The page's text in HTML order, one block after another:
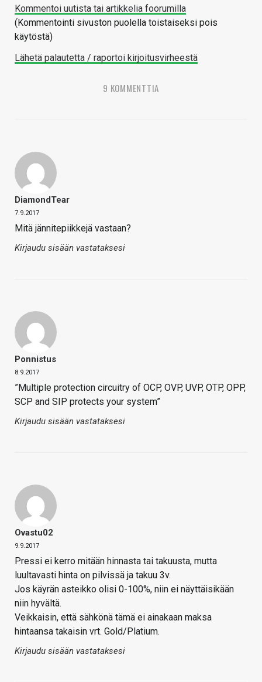
Kommentoi uutista tai artikkelia foorumilla
(Kommentointi sivuston puolella toistaiseksi pois
käytöstä)
Lähetä palautetta / raportoi kirjoitusvirheestä
9 KOMMENTTIA
DiamondTear
7.9.2017
Mitä jännitepiikkejä vastaan?
Kirjaudu sisään vastataksesi
Ponnistus
8.9.2017
”Multiple protection circuitry of OCP, OVP, UVP, OTP, OPP,
SCP and SIP protects your system”
Kirjaudu sisään vastataksesi
Ovastu02
9.9.2017
Pressi ei kerro mitään hinnasta tai takuusta, mutta
luultavasti hinta on pilvissä ja takuu 3v.
Jos käyrän asteikko olisi 0-100%, niin ei näyttäisikään
niin hyvältä.
Veikkaisin, että sähkönä tämä ei ainakaan maksa
hintaansa takaisin vrt. Gold/Platium.
Kirjaudu sisään vastataksesi